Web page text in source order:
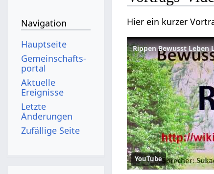
Rippen Bewusst Leben
YouTube
Navigation
Hauptseite
Gemeinschafts­
portal
Aktuelle
Ereignisse
Letzte
Änderungen
Zufällige Seite